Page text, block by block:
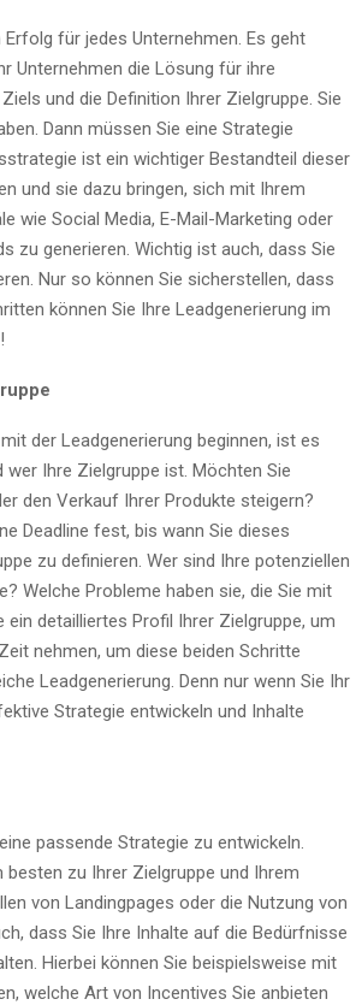
für jedes Unternehmen. Es geht
Unternehmen die Lösung für ihre
und die Definition Ihrer Zielgruppe. Sie
Dann müssen Sie eine Strategie
ist ein wichtiger Bestandteil dieser
und sie dazu bringen, sich mit Ihrem
wie Social Media, E-Mail-Marketing oder
zu generieren. Wichtig ist auch, dass Sie
Nur so können Sie sicherstellen, dass
können Sie Ihre Leadgenerierung im
der Leadgenerierung beginnen, ist es
Ihre Zielgruppe ist. Möchten Sie
den Verkauf Ihrer Produkte steigern?
Deadline fest, bis wann Sie dieses
zu definieren. Wer sind Ihre potenziellen
Welche Probleme haben sie, die Sie mit
detailliertes Profil Ihrer Zielgruppe, um
nehmen, um diese beiden Schritte
Leadgenerierung. Denn nur wenn Sie Ihr
Strategie entwickeln und Inhalte
passende Strategie zu entwickeln.
zu Ihrer Zielgruppe und Ihrem
von Landingpages oder die Nutzung von
dass Sie Ihre Inhalte auf die Bedürfnisse
Hierbei können Sie beispielsweise mit
welche Art von Incentives Sie anbieten